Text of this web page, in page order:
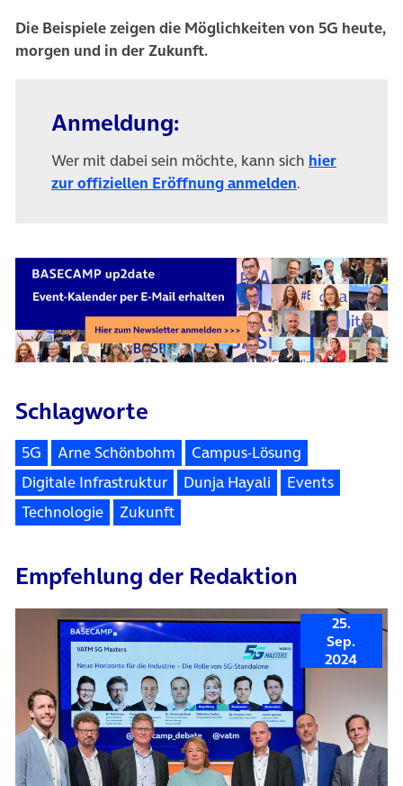
Die Beispiele zeigen die Möglichkeiten von 5G heute,
morgen und in der Zukunft.
Anmeldung:
Wer mit dabei sein möchte, kann sich hier
zur offiziellen Eröffnung anmelden.
Schlagworte
5G Arne Schönbohm
Campus-Lösung
Digitale Infrastruktur
Dunja Hayali
Events
Technologie
Zukunft
Empfehlung der Redaktion
25.
Sep.
2024